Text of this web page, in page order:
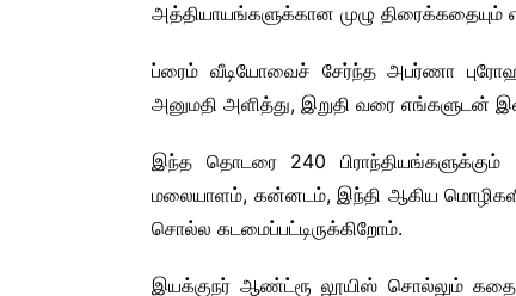
அத்தியாயங்களுக்கான முழு திரைக்கதையும்
ப்ரைம் வீடியோவைச் சேர்ந்த அபர்ணா
அனுமதி அளித்து, இறுதி வரை எங்களுடன்
இந்த தொடரை 240 பிராந்தியங்களுக்கும்
மலையாளம், கன்னடம், இந்தி ஆகிய
சொல்ல கடமைப்பட்டிருக்கிறோம்.
இயக்குநர் ஆண்ட்ரூ லூயிஸ் சொல்லும்